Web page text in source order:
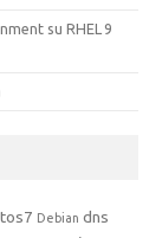
su RHEL 9
Debian dns